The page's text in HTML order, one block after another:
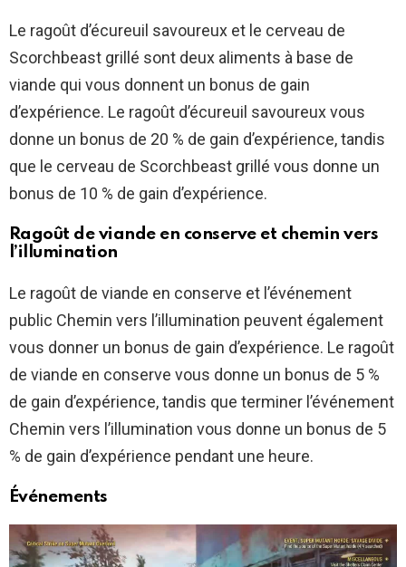
Le ragoût d’écureuil savoureux et le cerveau de
Scorchbeast grillé sont deux aliments à base de
viande qui vous donnent un bonus de gain
d’expérience. Le ragoût d’écureuil savoureux vous
donne un bonus de 20 % de gain d’expérience, tandis
que le cerveau de Scorchbeast grillé vous donne un
bonus de 10 % de gain d’expérience.
Ragoût de viande en conserve et chemin vers
l’illumination
Le ragoût de viande en conserve et l’événement
public Chemin vers l’illumination peuvent également
vous donner un bonus de gain d’expérience. Le ragoût
de viande en conserve vous donne un bonus de 5 %
de gain d’expérience, tandis que terminer l’événement
Chemin vers l’illumination vous donne un bonus de 5
% de gain d’expérience pendant une heure.
Événements